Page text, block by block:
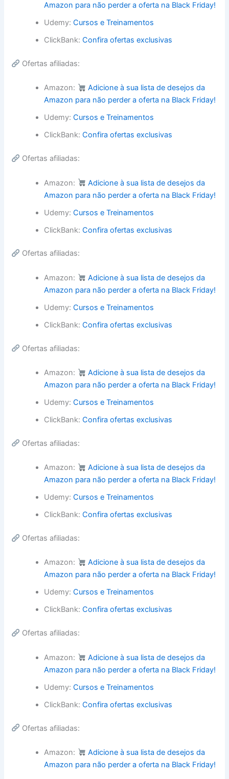
Amazon para não perder a oferta na Black Friday!
Udemy:Cursos e Treinamentos
ClickBank:Confira ofertas exclusivas
Ofertas afiliadas:
Amazon:
Adicione à sua lista de desejos da
Amazon para não perder a oferta na Black Friday!
Udemy:Cursos e Treinamentos
ClickBank:Confira ofertas exclusivas
Ofertas afiliadas:
Amazon:
Adicione à sua lista de desejos da
Amazon para não perder a oferta na Black Friday!
Udemy:Cursos e Treinamentos
ClickBank:Confira ofertas exclusivas
Ofertas afiliadas:
Amazon:
Adicione à sua lista de desejos da
Amazon para não perder a oferta na Black Friday!
Udemy:Cursos e Treinamentos
ClickBank:Confira ofertas exclusivas
Ofertas afiliadas:
Amazon:
Adicione à sua lista de desejos da
Amazon para não perder a oferta na Black Friday!
Udemy:Cursos e Treinamentos
ClickBank:Confira ofertas exclusivas
Ofertas afiliadas:
Amazon:
Adicione à sua lista de desejos da
Amazon para não perder a oferta na Black Friday!
Udemy:Cursos e Treinamentos
ClickBank:Confira ofertas exclusivas
Ofertas afiliadas:
Amazon:
Adicione à sua lista de desejos da
Amazon para não perder a oferta na Black Friday!
Udemy:Cursos e Treinamentos
ClickBank:Confira ofertas exclusivas
Ofertas afiliadas:
Amazon:
Adicione à sua lista de desejos da
Amazon para não perder a oferta na Black Friday!
Udemy:Cursos e Treinamentos
ClickBank:Confira ofertas exclusivas
Ofertas afiliadas:
Amazon:
Adicione à sua lista de desejos da
Amazon para não perder a oferta na Black Friday!